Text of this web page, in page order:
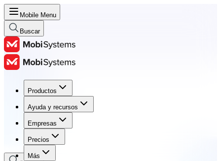
Mobile Menu
Buscar
Productos
Ayuda y recursos
Empresas
Precios
Más
Productos
Ayuda y recursos
Empresas
Precios